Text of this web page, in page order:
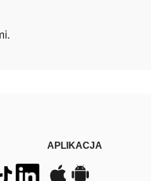
APLIKACJA